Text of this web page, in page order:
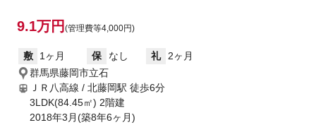
9.1万円 (管理費等4,000円)
敷 1ヶ月 保 なし 礼
2ヶ月
群馬県藤岡市立石
ＪＲ八高線 / 北藤岡駅 徒歩6分
3LDK(84.45㎡) 2階建
2018年3月(築8年6ヶ月)